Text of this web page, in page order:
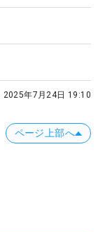
2025年7月24日 19:10
ページ上部へ